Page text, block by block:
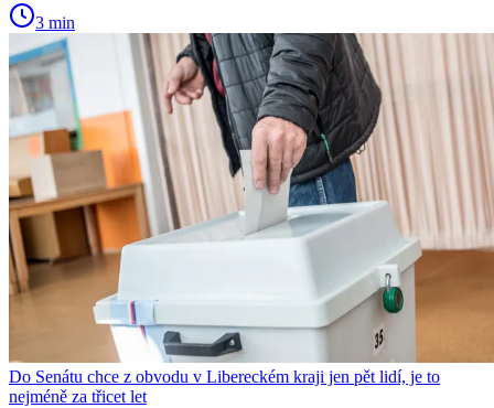
3 min
Do Senátu chce z obvodu v Libereckém kraji jen pět lidí, je to
nejméně za třicet let